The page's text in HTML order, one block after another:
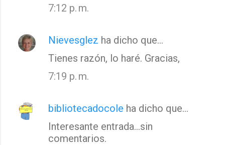
7:12 p. m.
Nievesglez ha dicho que…
Tienes razón, lo haré. Gracias,
7:19 p. m.
bibliotecadocole ha dicho que…
Interesante entrada...sin
comentarios.